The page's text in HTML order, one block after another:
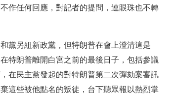
作任何回應，對記者的提問，連眼珠也不轉
黨另組新政黨，但特朗普在會上澄清這是
特朗普離開白宮之前的最後日子，包括參議
在民主黨發起的對特朗普第二次彈劾案審訊
這些被他點名的叛徒，台下聽眾報以熱烈掌